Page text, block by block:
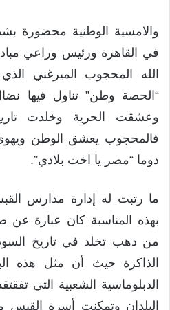
والامسية الوطنية محضورة
في القاهرة ورئيس وراعي
الله المحجوب الميرغني
“الحصة وطن” تناول فيها
وعشقت الحرية وخلدت
فالمحجوب يعشق الوطن
دوما “مصر يا اخت بلادي”.
ما رتبت له إدارة مدارس القبس
بهذه المناسبة كان عبارة عن
من ذهب تخلد في تاريخ
الذاكرة حيث أن مثل هذه
الدبلوماسية الشعبية التي
البلدان وتمكنت أسرة القبس